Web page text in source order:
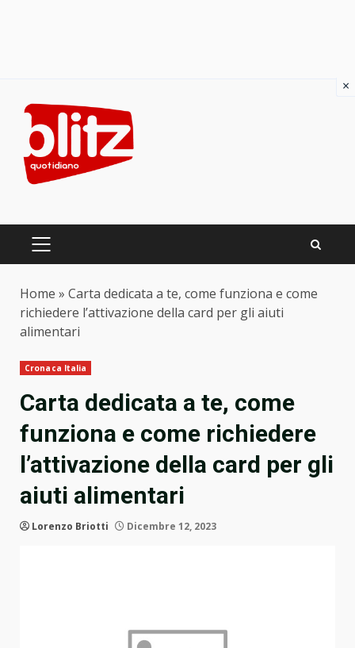
content
PRIMARY
Home » Carta dedicata a te, come funziona e come
richiedere l’attivazione della card per gli aiuti
alimentari
Cronaca Italia
Carta dedicata a te, come
funziona e come richiedere
l’attivazione della card per gli
aiuti alimentari
Lorenzo Briotti Dicembre 12, 2023
×